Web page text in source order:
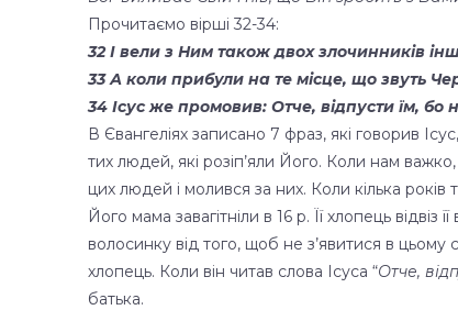
Прочитаємо вірші 32-34:
32 І вели з Ним також двох злочинників
33 А коли прибули на те місце, що звуть
34 Ісус же промовив: Отче, відпусти їм,
В Євангеліях записано 7 фраз, які говорив
тих людей, які розіп’яли Його. Коли нам
цих людей і молився за них. Коли кілька
Його мама завагітніли в 16 р. Її хлопець
волосинку від того, щоб не з’явитися в цьому
хлопець. Коли він читав слова Ісуса “Отче,
батька.